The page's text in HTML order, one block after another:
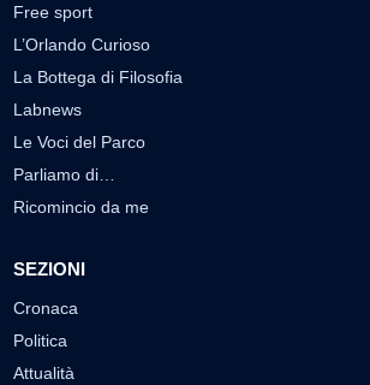
Free sport
L’Orlando Curioso
La Bottega di Filosofia
Labnews
Le Voci del Parco
Parliamo di…
Ricomincio da me
SEZIONI
Cronaca
Politica
Attualità